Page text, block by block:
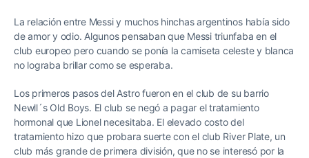
La relación entre Messi y muchos hinchas argentinos había sido
de amor y odio. Algunos pensaban que Messi triunfaba en el
club europeo pero cuando se ponía la camiseta celeste y blanca
no lograba brillar como se esperaba.
Los primeros pasos del Astro fueron en el club de su barrio
Newll´s Old Boys. El club se negó a pagar el tratamiento
hormonal que Lionel necesitaba. El elevado costo del
tratamiento hizo que probara suerte con el club River Plate, un
club más grande de primera división, que no se interesó por la